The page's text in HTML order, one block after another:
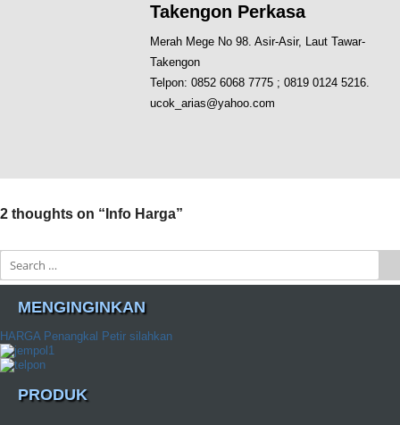
Takengon Perkasa
Merah Mege No 98. Asir-Asir, Laut Tawar-
Takengon
Telpon: 0852 6068 7775 ; 0819 0124 5216.
ucok_arias@yahoo.com
2 thoughts on “ Info Harga”
MENGINGINKAN
HARGA Penangkal Petir silahkan
PRODUK